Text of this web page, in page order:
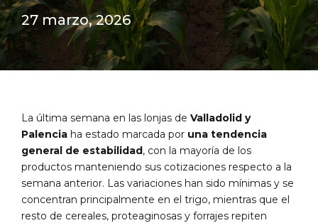
27 marzo, 2026
La última semana en las lonjas de Valladolid y
Palencia ha estado marcada por una tendencia
general de estabilidad, con la mayoría de los
productos manteniendo sus cotizaciones respecto a la
semana anterior. Las variaciones han sido mínimas y se
concentran principalmente en el trigo, mientras que el
resto de cereales, proteaginosas y forrajes repiten